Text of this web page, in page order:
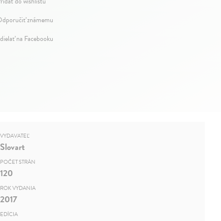
známemu
na Facebooku
VYDAVATEĽ
Slovart
POČET STRÁN
120
ROK VYDANIA
2017
EDÍCIA